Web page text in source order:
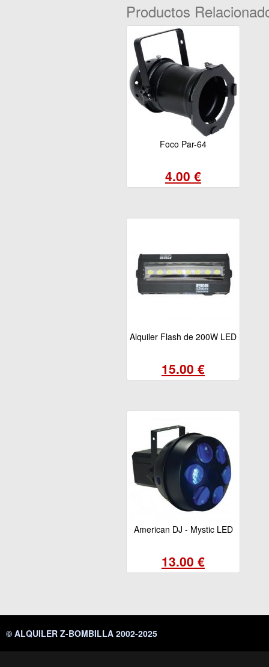
Productos
Foco Par-64
4.00 €
Alquiler Flash de 200W LED
15.00 €
American DJ - Mystic LED
13.00 €
© ALQUILER Z-BOMBILLA 2002-2025